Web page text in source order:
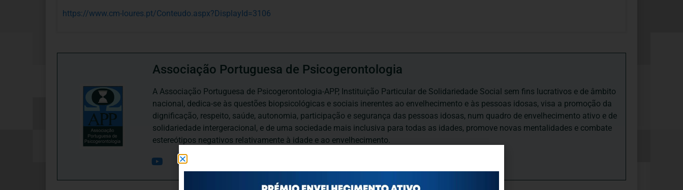
https://www.cm-loures.pt/Conteudo.aspx?DisplayId=3106
Associação Portuguesa de Psicogerontologia
A Associação Portuguesa de Psicogerontologia-APP, Instituição Particular de Solidariedade Social sem fins lucrativos e de âmbito
nacional, dedica-se às questões biopsicológicas e sociais inerentes ao envelhecimento e às pessoas idosas, visa a promoção da
dignificação, respeito, saúde, autonomia, participação e segurança das pessoas idosas, num quadro de envelhecimento ativo e de
solidariedade intergeracional, e de uma sociedade mais inclusiva para todas as idades, promove novas mentalidades e combate
estereótipos negativos relativamente à idade e ao envelhecimento.